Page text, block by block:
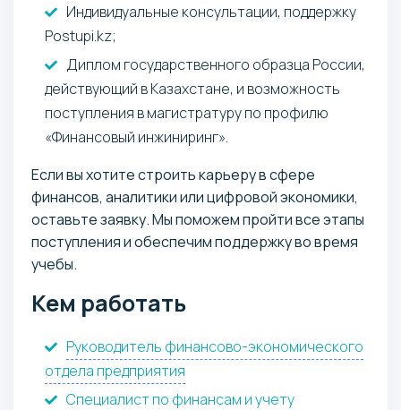
Индивидуальные консультации, поддержку
Postupi.kz;
Диплом государственного образца России,
действующий в Казахстане, и возможность
поступления в магистратуру по профилю
«Финансовый инжиниринг».
Если вы хотите строить карьеру в сфере
финансов, аналитики или цифровой экономики,
оставьте заявку. Мы поможем пройти все этапы
поступления и обеспечим поддержку во время
учебы.
Кем работать
Руководитель финансово-экономического
отдела предприятия
Специалист по финансам и учету